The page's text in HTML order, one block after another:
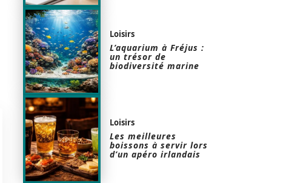
Loisirs
L’aquarium à Fréjus :
un trésor de
biodiversité marine
Loisirs
Les meilleures
boissons à servir lors
d’un apéro irlandais